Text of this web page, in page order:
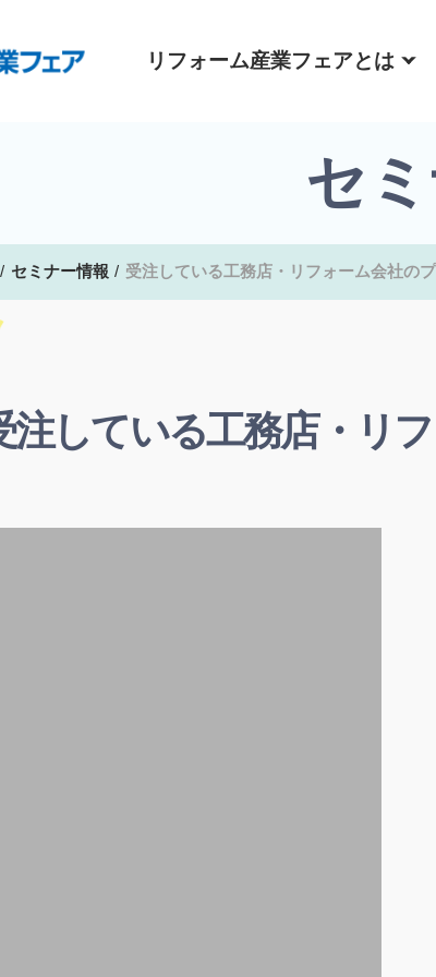
リフォーム産業フェアとは
セ
セミナー情報 受注している工務店・リフォーム会社の
注している工務店・リ